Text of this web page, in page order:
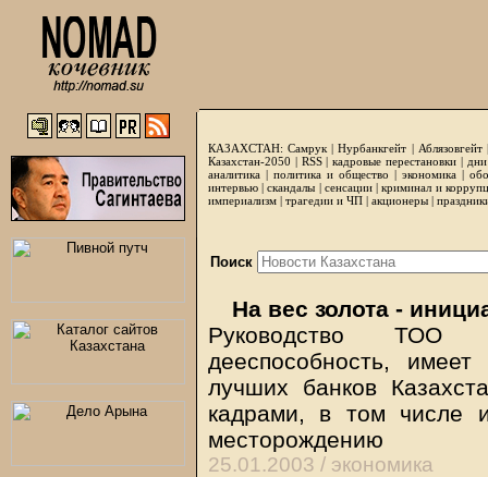
КАЗАХСТАН: Самрук |Нурбанкгейт | Аблязовгейт
Казахстан-2050 | RSS|кадровые перестановки|
аналитика | политика и общество | экономика |
интервью |скандалы | сенсации|криминал и
империализм | трагедии и ЧП | акционеры |
Поиск
На вес золота -
Руководство ТОО
дееспособность,
лучших банков
кадрами, в том числе
месторождению
25.01.2003 / экономика